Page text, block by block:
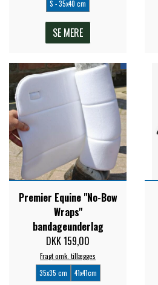
S - 35x40 cm
SE MERE
Premier Equine "No-Bow
Wraps"
bandageunderlag
DKK 159,00
Fragt omk. tillægges
35x35 cm
41x41cm